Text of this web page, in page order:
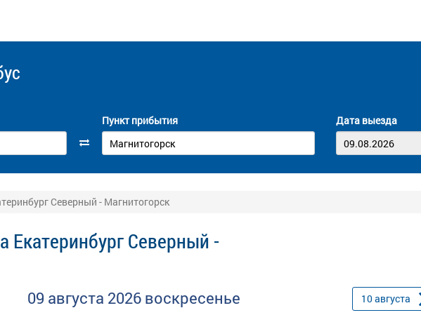
Пункт прибытия Дата выезда
Северный - Магнитогорск
Екатеринбург Северный -
09 августа 2026 воскресенье 10августа